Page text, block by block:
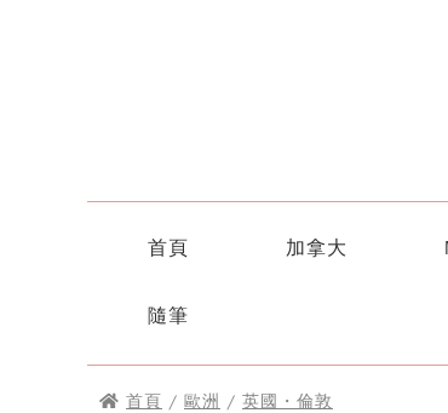
首頁 加拿大
隨筆
首頁 / 歐洲 / 英國・倫敦